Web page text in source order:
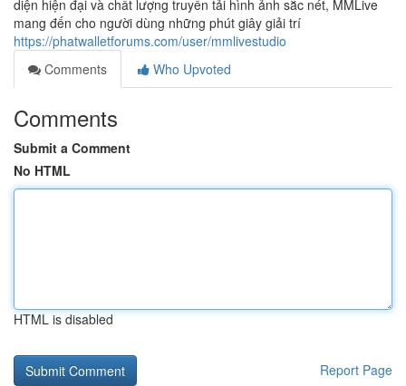
diện hiện đại và chất lượng truyền tải hình ảnh sắc nét, MMLive
mang đến cho người dùng những phút giây giải trí
https://phatwalletforums.com/user/mmlivestudio
Comments
Who Upvoted
Comments
Submit a Comment
No HTML
HTML is disabled
Report Page